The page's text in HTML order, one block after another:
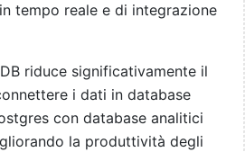
tempo reale e di integrazione
riduce significativamente il
i dati in database
con database analitici
la produttività degli